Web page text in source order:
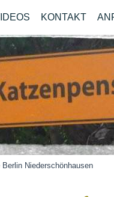
KONTAKT
Niederschönhausen